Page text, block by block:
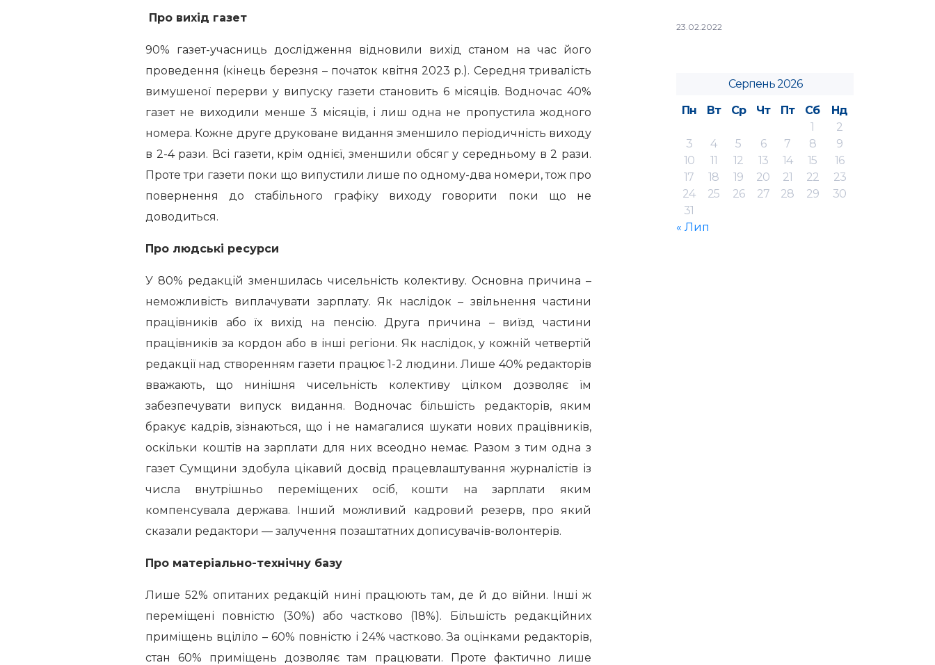
Про вихід газет
90% газет-учасниць дослідження відновили вихід станом на час його
проведення (кінець березня – початок квітня 2023 р.). Середня тривалість
вимушеної перерви у випуску газети становить 6 місяців. Водночас 40%
газет не виходили менше 3 місяців, і лиш одна не пропустила жодного
номера. Кожне друге друковане видання зменшило періодичність виходу
в 2-4 рази. Всі газети, крім однієї, зменшили обсяг у середньому в 2 рази.
Проте три газети поки що випустили лише по одному-два номери, тож про
повернення до стабільного графіку виходу говорити поки що не
доводиться.
Про людські ресурси
У 80% редакцій зменшилась чисельність колективу. Основна причина –
неможливість виплачувати зарплату. Як наслідок – звільнення частини
працівників або їх вихід на пенсію. Друга причина – виїзд частини
працівників за кордон або в інші регіони. Як наслідок, у кожній четвертій
редакції над створенням газети працює 1-2 людини. Лише 40% редакторів
вважають, що нинішня чисельність колективу цілком дозволяє їм
забезпечувати випуск видання. Водночас більшість редакторів, яким
бракує кадрів, зізнаються, що і не намагалися шукати нових працівників,
оскільки коштів на зарплати для них всеодно немає. Разом з тим одна з
газет Сумщини здобула цікавий досвід працевлаштування журналістів із
числа внутрішньо переміщених осіб, кошти на зарплати яким
компенсувала держава. Інший можливий кадровий резерв, про який
сказали редактори — залучення позаштатних дописувачів-волонтерів.
Про матеріально-технічну базу
Лише 52% опитаних редакцій нині працюють там, де й до війни. Інші ж
переміщені повністю (30%) або частково (18%). Більшість редакційних
приміщень вціліло – 60% повністю і 24% частково. За оцінками редакторів,
стан 60% приміщень дозволяє там працювати. Проте фактично лише
23.02.2022
Серпень 2026
Пн
Вт Ср Чт Пт Сб
Нд
1
2
3
4 5 6 7 8
9
10
11 12 13 14 15
16
17
18 19 20 21 22
23
24
25 26 27 28 29
30
31
« Лип